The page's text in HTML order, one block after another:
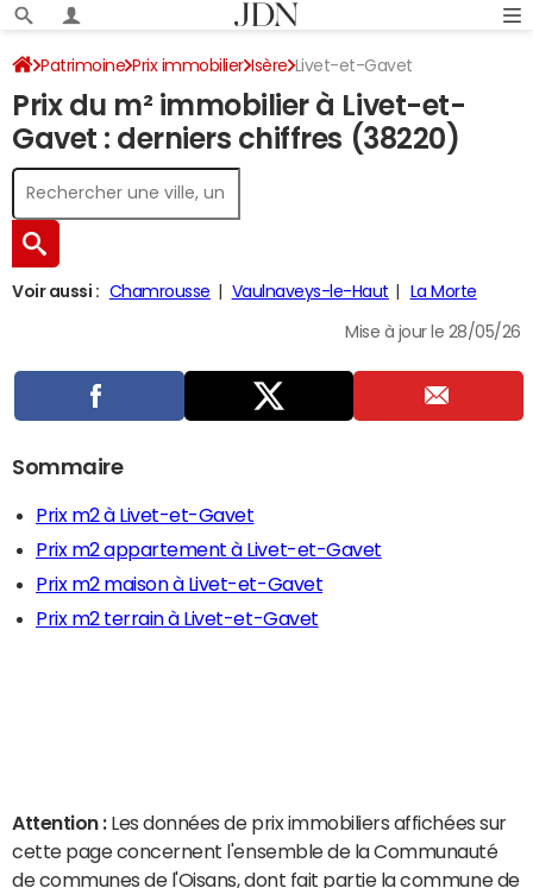
Patrimoine Prix immobilier Isère Livet-et-Gavet
Prix du m² immobilier à Livet-et-
Gavet : derniers chiffres (38220)
Voir aussi : Chamrousse Vaulnaveys-le-Haut La Morte
Mise à jour le 28/05/26
Sommaire
Prix m2 à Livet-et-Gavet
Prix m2 appartement à Livet-et-Gavet
Prix m2 maison à Livet-et-Gavet
Prix m2 terrain à Livet-et-Gavet
Attention : Les données de prix immobiliers affichées sur
cette page concernent l'ensemble de la Communauté
de communes de l'Oisans, dont fait partie la commune de